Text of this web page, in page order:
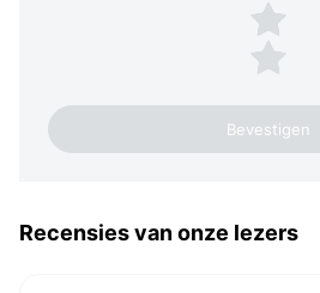
2 sterren
1 ster
Recensies van onze lezers